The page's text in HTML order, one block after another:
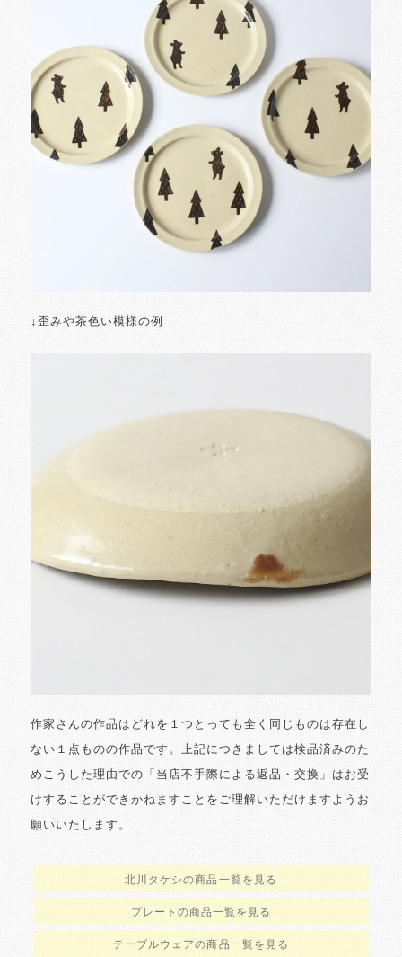
↓歪みや茶色い模様の例
作家さんの作品はどれを１つとっても全く同じものは存在し
ない１点ものの作品です。上記につきましては検品済みのた
めこうした理由での「当店不手際による返品・交換」はお受
けすることができかねますことをご理解いただけますようお
願いいたします。
北川タケシの商品一覧を見る
プレートの商品一覧を見る
テーブルウェアの商品一覧を見る